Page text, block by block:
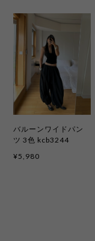
バルーンワイドパン
ツ 3色 kcb3244
¥5,980